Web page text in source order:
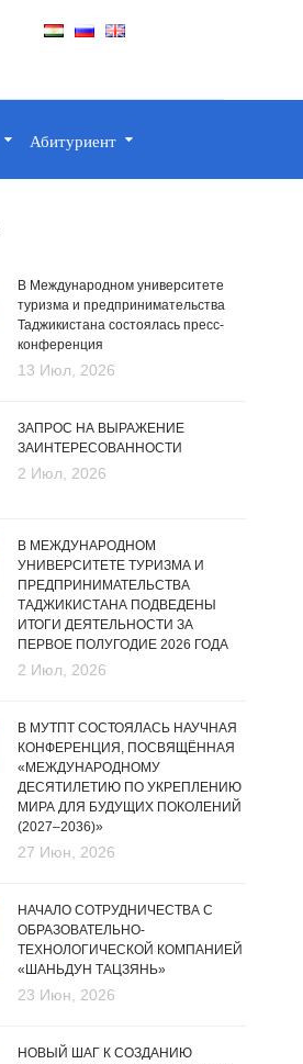
Абитуриент
В Международном университете
туризма и предпринимательства
Таджикистана состоялась пресс-
конференция
13 Июл, 2026
ЗАПРОС НА ВЫРАЖЕНИЕ
ЗАИНТЕРЕСОВАННОСТИ
2 Июл, 2026
В МЕЖДУНАРОДНОМ
УНИВЕРСИТЕТЕ ТУРИЗМА И
ПРЕДПРИНИМАТЕЛЬСТВА
ТАДЖИКИСТАНА ПОДВЕДЕНЫ
ИТОГИ ДЕЯТЕЛЬНОСТИ ЗА
ПЕРВОЕ ПОЛУГОДИЕ 2026 ГОДА
2 Июл, 2026
В МУТПТ СОСТОЯЛАСЬ НАУЧНАЯ
КОНФЕРЕНЦИЯ, ПОСВЯЩЁННАЯ
«МЕЖДУНАРОДНОМУ
ДЕСЯТИЛЕТИЮ ПО УКРЕПЛЕНИЮ
МИРА ДЛЯ БУДУЩИХ ПОКОЛЕНИЙ
(2027–2036)»
27 Июн, 2026
НАЧАЛО СОТРУДНИЧЕСТВА С
ОБРАЗОВАТЕЛЬНО-
ТЕХНОЛОГИЧЕСКОЙ КОМПАНИЕЙ
«ШАНЬДУН ТАЦЗЯНЬ»
23 Июн, 2026
НОВЫЙ ШАГ К СОЗДАНИЮ